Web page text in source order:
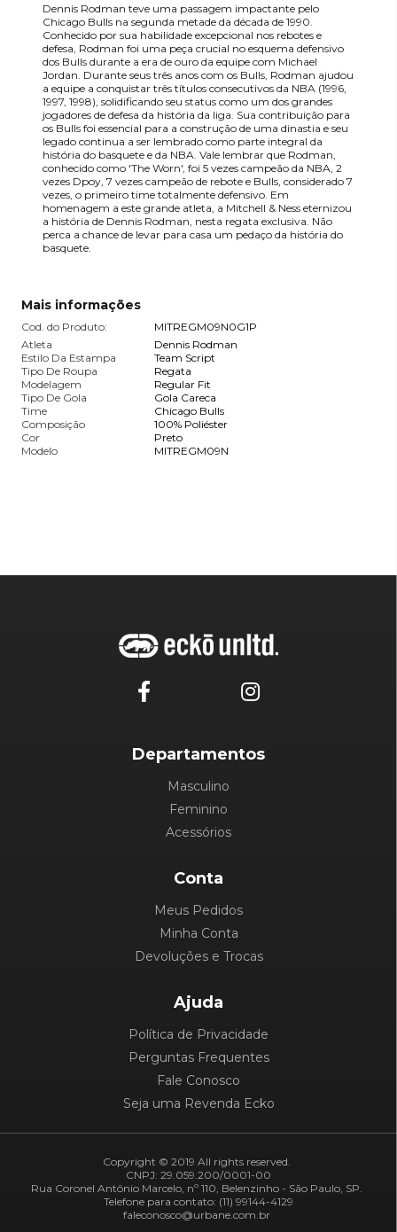
Dennis Rodman teve uma passagem impactante pelo
Chicago Bulls na segunda metade da década de 1990.
Conhecido por sua habilidade excepcional nos rebotes e
defesa, Rodman foi uma peça crucial no esquema defensivo
dos Bulls durante a era de ouro da equipe com Michael
Jordan. Durante seus três anos com os Bulls, Rodman ajudou
a equipe a conquistar três títulos consecutivos da NBA (1996,
1997, 1998), solidificando seu status como um dos grandes
jogadores de defesa da história da liga. Sua contribuição para
os Bulls foi essencial para a construção de uma dinastia e seu
legado continua a ser lembrado como parte integral da
história do basquete e da NBA. Vale lembrar que Rodman,
conhecido como 'The Worn', foi 5 vezes campeão da NBA, 2
vezes Dpoy, 7 vezes campeão de rebote e Bulls, considerado 7
vezes, o primeiro time totalmente defensivo. Em
homenagem a este grande atleta, a Mitchell & Ness eternizou
a história de Dennis Rodman, nesta regata exclusiva. Não
perca a chance de levar para casa um pedaço da história do
basquete.
Mais informações
Cod. do Produto:
MITREGM09N0G1P
Atleta
Dennis Rodman
Estilo Da Estampa
Team Script
Tipo De Roupa
Regata
Modelagem
Regular Fit
Tipo De Gola
Gola Careca
Time
Chicago Bulls
Composição
100% Poliéster
Cor
Preto
Modelo
MITREGM09N
Departamentos
Masculino
Feminino
Acessórios
Conta
Meus Pedidos
Minha Conta
Devoluções e Trocas
Ajuda
Política de Privacidade
Perguntas Frequentes
Fale Conosco
Seja uma Revenda Ecko
Copyright © 2019 All rights reserved.
CNPJ: 29.059.200/0001-00
Rua Coronel Antônio Marcelo, nº 110, Belenzinho - São Paulo, SP.
Telefone para contato: (11) 99144-4129
faleconosco@urbane.com.br